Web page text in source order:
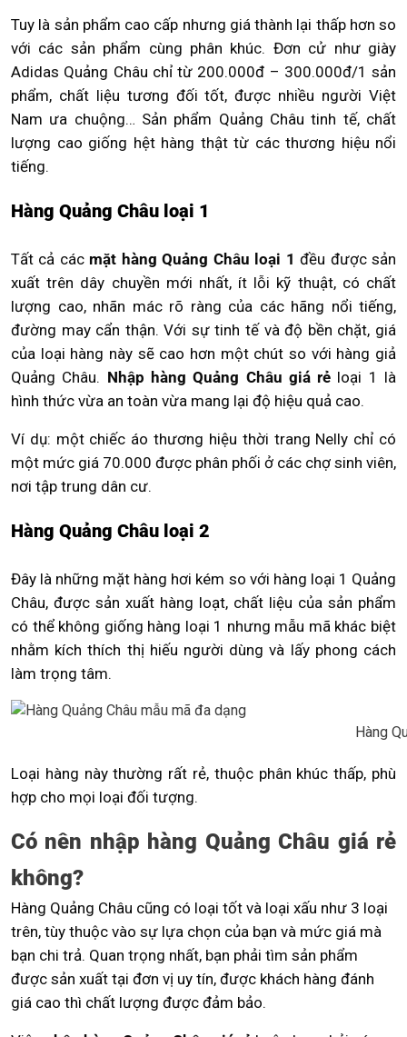
Tuy là sản phẩm cao cấp nhưng giá thành lại thấp hơn so
với các sản phẩm cùng phân khúc. Đơn cử như giày
Adidas Quảng Châu chỉ từ 200.000đ – 300.000đ/1 sản
phẩm, chất liệu tương đối tốt, được nhiều người Việt
Nam ưa chuộng… Sản phẩm Quảng Châu tinh tế, chất
lượng cao giống hệt hàng thật từ các thương hiệu nổi
tiếng.
Hàng Quảng Châu loại 1
Tất cả các mặt hàng Quảng Châu loại 1 đều được sản
xuất trên dây chuyền mới nhất, ít lỗi kỹ thuật, có chất
lượng cao, nhãn mác rõ ràng của các hãng nổi tiếng,
đường may cẩn thận. Với sự tinh tế và độ bền chặt, giá
của loại hàng này sẽ cao hơn một chút so với hàng giả
Quảng Châu. Nhập hàng Quảng Châu giá rẻ loại 1 là
hình thức vừa an toàn vừa mang lại độ hiệu quả cao.
Ví dụ: một chiếc áo thương hiệu thời trang Nelly chỉ có
một mức giá 70.000 được phân phối ở các chợ sinh viên,
nơi tập trung dân cư.
Hàng Quảng Châu loại 2
Đây là những mặt hàng hơi kém so với hàng loại 1 Quảng
Châu, được sản xuất hàng loạt, chất liệu của sản phẩm
có thể không giống hàng loại 1 nhưng mẫu mã khác biệt
nhằm kích thích thị hiếu người dùng và lấy phong cách
làm trọng tâm.
Hàng
Loại hàng này thường rất rẻ, thuộc phân khúc thấp, phù
hợp cho mọi loại đối tượng.
Có nên nhập hàng Quảng Châu giá rẻ
không?
Hàng Quảng Châu cũng có loại tốt và loại xấu như 3 loại
trên, tùy thuộc vào sự lựa chọn của bạn và mức giá mà
bạn chi trả. Quan trọng nhất, bạn phải tìm sản phẩm
được sản xuất tại đơn vị uy tín, được khách hàng đánh
giá cao thì chất lượng được đảm bảo.